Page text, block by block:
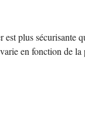
plus sécurisante
en fonction de